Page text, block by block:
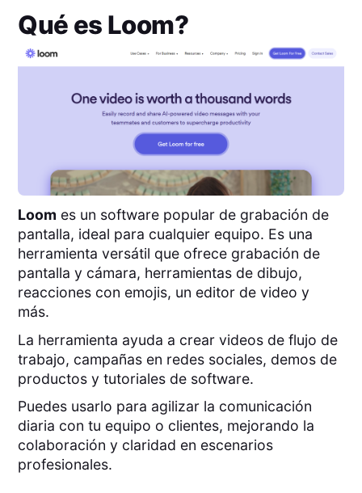
Qué es Loom?
Loom es un software popular de grabación de
pantalla, ideal para cualquier equipo. Es una
herramienta versátil que ofrece grabación de
pantalla y cámara, herramientas de dibujo,
reacciones con emojis, un editor de video y
más.
La herramienta ayuda a crear videos de flujo de
trabajo, campañas en redes sociales, demos de
productos y tutoriales de software.
Puedes usarlo para agilizar la comunicación
diaria con tu equipo o clientes, mejorando la
colaboración y claridad en escenarios
profesionales.